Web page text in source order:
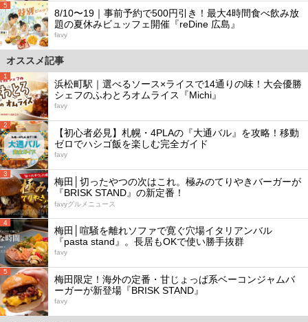
5
8/10〜19｜事前予約で500円引き！最大4時間食べ飲み放
題の夏休みビュッフェ開催『reDine 広島』
favy
オススメ記事
1
浜松町駅｜選べるソース×ライスで14通りの味！大会優勝
シェフのふわとろオムライス『Michi』
favy
2
【初心者必見】札幌・4PLAの『大通バル』を攻略！移動
ゼロでハシゴ飯を楽しむ完全ガイド
favy
3
梅田│切ったやつの次はこれ。極みのてりやきバーガーが
『BRISK STAND』の新定番！
favyグルメニュース
4
梅田│喧騒を離れソファで寛ぐ穴場イタリアンバル
『pasta stand』。長居もOKで使い勝手抜群
favy
5
梅田限定！海外の定番・甘じょっぱ系ベーコンジャムバ
ーガーが新登場『BRISK STAND』
favy